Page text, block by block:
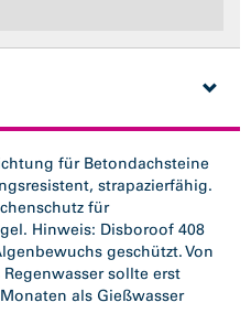
für Betondachsteine
strapazierfähig.
für
Hinweis: Disboroof 408
geschützt. Von
sollte erst
als Gießwasser